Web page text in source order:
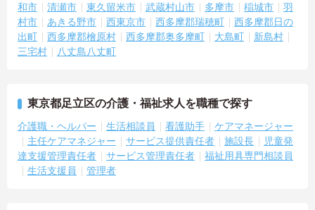
和市
清瀬市 東久留米市 武蔵村山市 多摩市 稲城市
羽
村市
あきる野市 西東京市 西多摩郡瑞穂町
西多摩郡日の
出町
西多摩郡檜原村 西多摩郡奥多摩町 大島町
新島村
三宅村
八丈島八丈町
東京都足立区の介護・福祉求人を職種で探す
介護職・ヘルパー 生活相談員 看護助手
ケアマネージャー
主任ケアマネジャー
サービス提供責任者 施設長
児童発
達支援管理責任者
サービス管理責任者
福祉用具専門相談員
生活支援員
管理者